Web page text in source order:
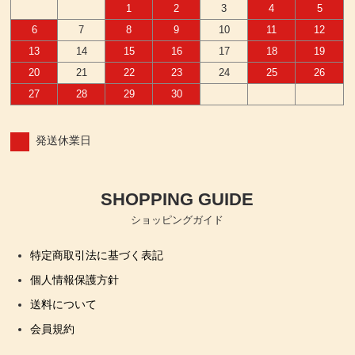
1 2 3 4
5
6
7 8 9 10 11
12
13
14 15 16 17 18
19
20
21 22 23 24 25
26
27
28 29 30
発送休業日
SHOPPING GUIDE
ショッピングガイド
特定商取引法に基づく表記
個人情報保護方針
送料について
会員規約